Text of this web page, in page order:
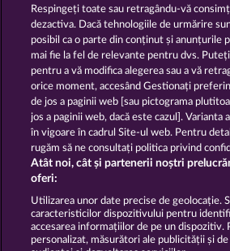
GOLDEN EI OF MOORHUHN CUTIE
Termeni și
Declarație de
Asistență tehnică
Trimite Cererea de
Respingeți toate sau retragându-vă
dezactiva. Dacă tehnologiile de urmărire
posibil ca o parte din conținut și anunțurile
mai fie la fel de relevante pentru dvs.
pentru a vă modifica alegerea sau a vă
orice moment, accesând Gestionați
de jos a paginii web [sau pictograma
jos a paginii web, dacă este cazul]. Varianta
în vigoare în cadrul Site-ul web. Pentru
rugăm să ne consultați politica privind
Atât noi, cât și partenerii noștri
oferi:
Utilizarea unor date precise de geolocație.
caracteristicilor dispozitivului pentru
accesarea informațiilor de pe un dispozitiv.
personalizat, măsurători ale publicității și